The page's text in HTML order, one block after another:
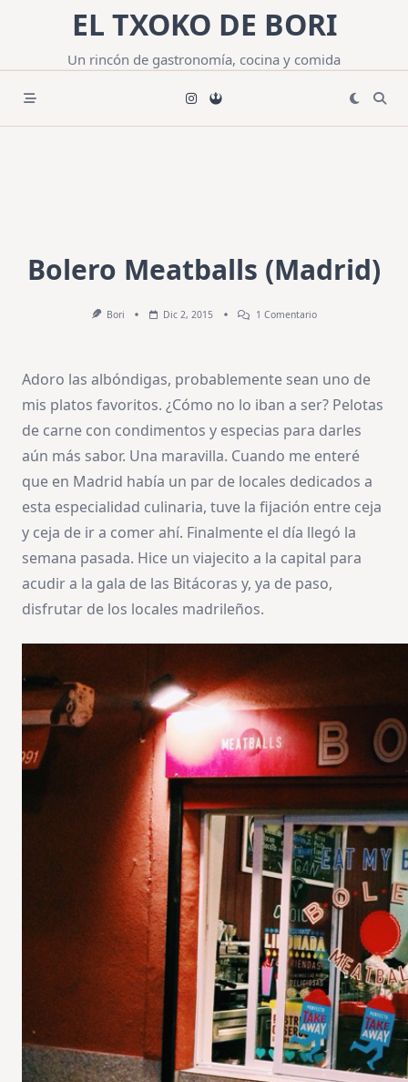
contenido
EL TXOKO DE BORI
Un rincón de gastronomía, cocina y comida
Bolero Meatballs (Madrid)
Bori Dic 2, 2015 1 ComentarioEn
Adoro las albóndigas, probablemente sean uno de
mis platos favoritos. ¿Cómo no lo iban a ser? Pelotas
de carne con condimentos y especias para darles
aún más sabor. Una maravilla. Cuando me enteré
que en Madrid había un par de locales dedicados a
esta especialidad culinaria, tuve la fijación entre ceja
y ceja de ir a comer ahí. Finalmente el día llegó la
semana pasada. Hice un viajecito a la capital para
acudir a la gala de las Bitácoras y, ya de paso,
disfrutar de los locales madrileños.